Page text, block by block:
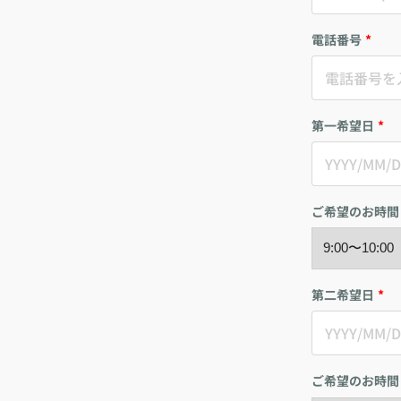
電話番号 *
第一希望日 *
ご希望のお時間
第二希望日 *
ご希望のお時間